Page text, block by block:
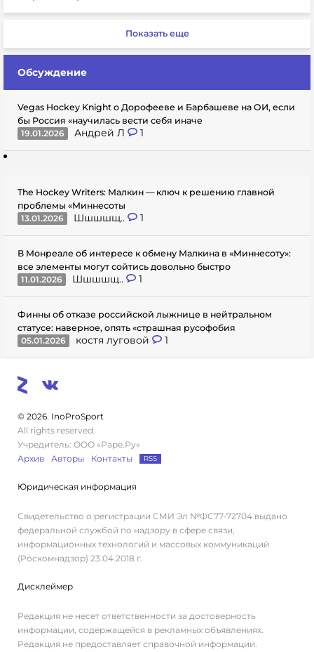
Показать еще
Обсуждение
Vegas Hockey Knight о Дорофееве и Барбашеве на ОИ, если
бы Россия «научилась вести себя иначе
19.01.2026
Андрей Л 1
The Hockey Writers: Малкин — ключ к решению главной
проблемы «Миннесоты
13.01.2026
Шшшшщ.. 1
В Монреале об интересе к обмену Малкина в «Миннесоту»:
все элементы могут сойтись довольно быстро
11.01.2026
Шшшшщ.. 1
Финны об отказе российской лыжнице в нейтральном
статусе: наверное, опять «страшная русофобия
05.01.2026
костя луговой 1
© 2026. InoProSport
All rights reserved.
Учредитель: ООО «Раре.Ру»
Архив
Авторы Контакты RSS
Юридическая информация
Свидетельство о регистрации СМИ Эл №ФС77-72704 выдано
федеральной службой по надзору в сфере связи,
информационных технологий и массовых коммуникаций
(Роскомнадзор) 23.04.2018 г.
Дисклеймер
Редакция не несет ответственности за достоверность
информации, содержащейся в рекламных объявлениях.
Редакция не предоставляет справочной информации.